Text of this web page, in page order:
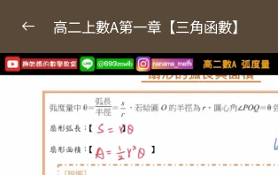
第三冊數A-第一章三角函數講義+作業
1-1弧度量
1-1-1弧度量
高二上數A第一章【三角函數】